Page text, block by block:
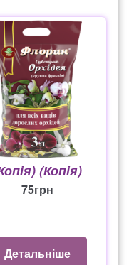
(Копія)
75грн
Детальніше